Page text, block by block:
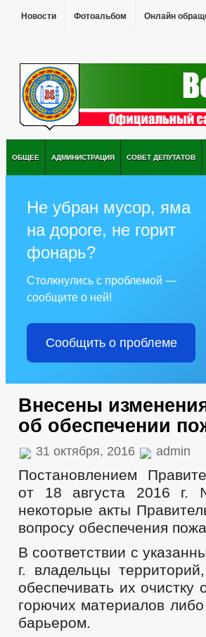
Новости Фотоальбом Онлайн
ОБЩЕЕ АДМИНИСТРАЦИЯ СОВЕТ ДЕПУТАТОВ
Не убран мусор, яма
на дороге, не горит
фонарь?
Столкнулись с проблемой —
сообщите о ней!
Сообщить о проблеме
Внесены
об обеспечении
31 октября, 2016 admin
Постановлением
от 18 августа 2016
некоторые акты
вопросу обеспечения
В соответствии с
г. владельцы
обеспечивать их
горючих материалов
барьером.